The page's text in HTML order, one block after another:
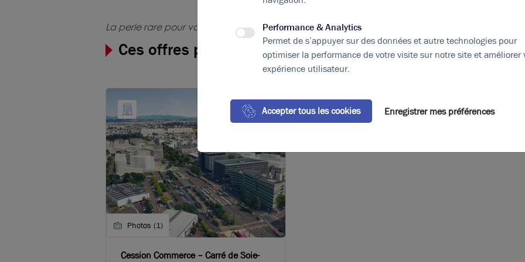
La perle rare pour votre projet immobilier
Ces offres peuvent vous intéresser !
Photos (1)
Cession Commerce – Carré de Soie-
Performance & Analytics
Permet de s’appuyer sur des données et autre technologies pour
optimiser la performance de votre visite sur notre site et améliorer
expérience utilisateur.
Accepter tous les cookies Enregistrer mes préférences